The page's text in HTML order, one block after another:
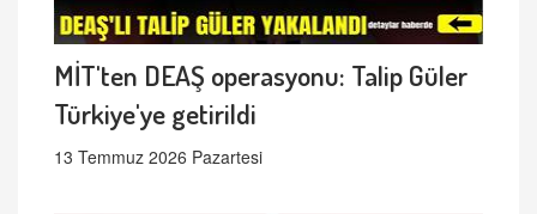
MİT'ten DEAŞ operasyonu: Talip Güler
Türkiye'ye getirildi
13 Temmuz 2026 Pazartesi